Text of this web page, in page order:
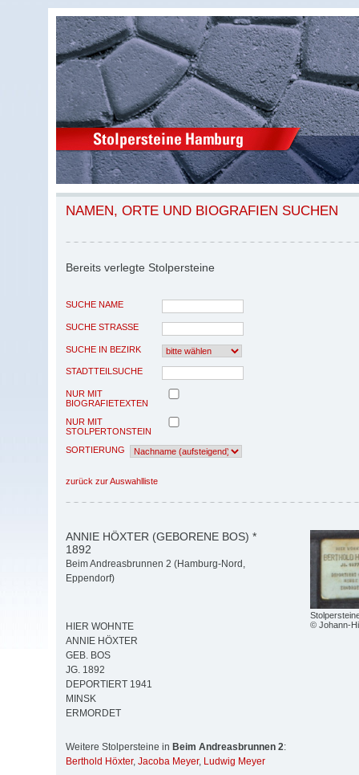
NAMEN, ORTE UND BIOGRAFIEN SUCHEN
Bereits verlegte Stolpersteine
SUCHE NAME
SUCHE STRASSE
SUCHE IN BEZIRK
STADTTEILSUCHE
NUR MIT
BIOGRAFIETEXTEN
NUR MIT
STOLPERTONSTEIN
SORTIERUNG
zurück zur Auswahlliste
© Johann-
ANNIE HÖXTER (GEBORENE BOS) *
1892
Beim Andreasbrunnen 2 (Hamburg-Nord,
Eppendorf)
HIER WOHNTE
ANNIE HÖXTER
GEB. BOS
JG. 1892
DEPORTIERT 1941
MINSK
ERMORDET
Weitere Stolpersteine in Beim Andreasbrunnen 2:
Berthold Höxter, Jacoba Meyer, Ludwig Meyer